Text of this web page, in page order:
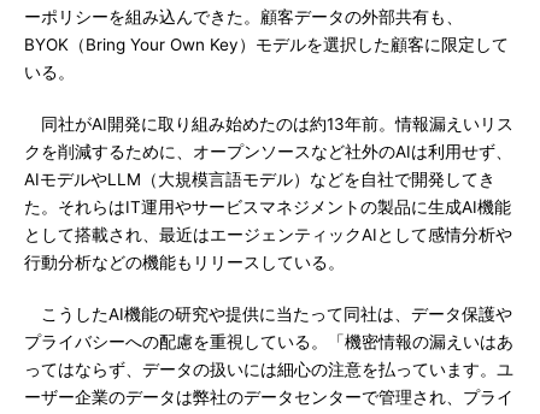
ーポリシーを組み込んできた。顧客データの外部共有も、
BYOK（Bring Your Own Key）モデルを選択した顧客に限定して
いる。
同社がAI開発に取り組み始めたのは約13年前。情報漏えいリス
クを削減するために、オープンソースなど社外のAIは利用せず、
AIモデルやLLM（大規模言語モデル）などを自社で開発してき
た。それらはIT運用やサービスマネジメントの製品に生成AI機能
として搭載され、最近はエージェンティックAIとして感情分析や
行動分析などの機能もリリースしている。
こうしたAI機能の研究や提供に当たって同社は、データ保護や
プライバシーへの配慮を重視している。「機密情報の漏えいはあ
ってはならず、データの扱いには細心の注意を払っています。ユ
ーザー企業のデータは弊社のデータセンターで管理され、プライ